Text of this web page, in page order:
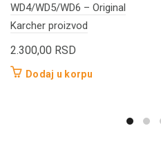
WD4/WD5/WD6 – Original
Karcher proizvod
2.300,00 RSD
Dodaj u korpu